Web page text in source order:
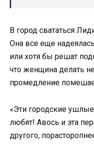
В город свататься
Она все еще
или хотя бы решат
что женщина делать
промедление
«Эти городские
любят! Авось и эта
другого,